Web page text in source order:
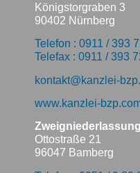
Königstorgraben 3
90402 Nürnberg
Telefon : 0911 / 393
Telefax : 0911 / 393
kontakt@kanzlei-
www.kanzlei-
Ottostraße 21
96047 Bamberg